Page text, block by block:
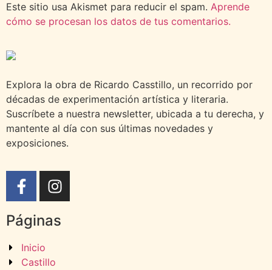
Este sitio usa Akismet para reducir el spam. Aprende
cómo se procesan los datos de tus comentarios.
Explora la obra de Ricardo Casstillo, un recorrido por
décadas de experimentación artística y literaria.
Suscríbete a nuestra newsletter, ubicada a tu derecha, y
mantente al día con sus últimas novedades y
exposiciones.
Páginas
Inicio
Castillo